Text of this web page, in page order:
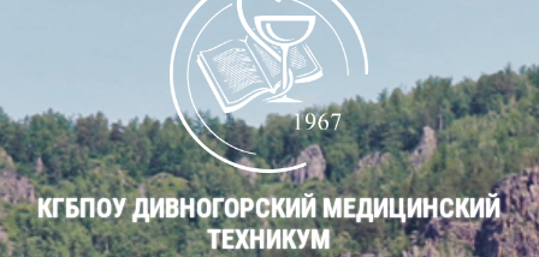
КГБПОУ ДИВНОГОРСКИЙ МЕДИЦИНСКИЙ
ТЕХНИКУМ